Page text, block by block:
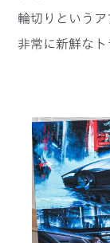
輪切りという
非常に新鮮なト